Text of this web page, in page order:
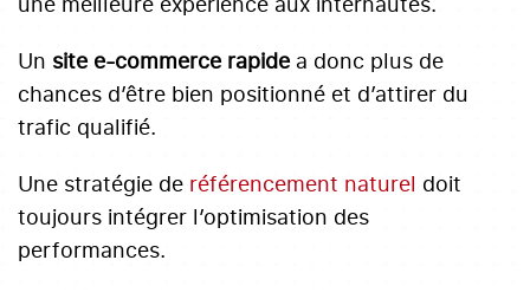
Un site e-commerce rapide a donc plus de
chances d’être bien positionné et d’attirer du
trafic qualifié.
Une stratégie de référencement naturel doit
toujours intégrer l’optimisation des
performances.